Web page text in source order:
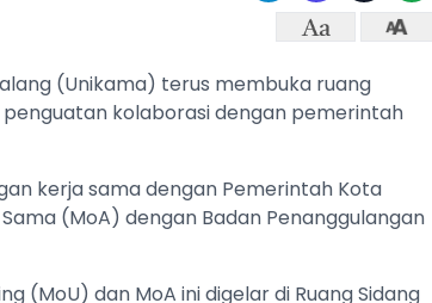
(Unikama) terus membuka ruang
kolaborasi dengan pemerintah
kerja sama dengan Pemerintah Kota
(MoA) dengan Badan Penanggulangan
(MoU) dan MoA ini digelar di Ruang Sidang